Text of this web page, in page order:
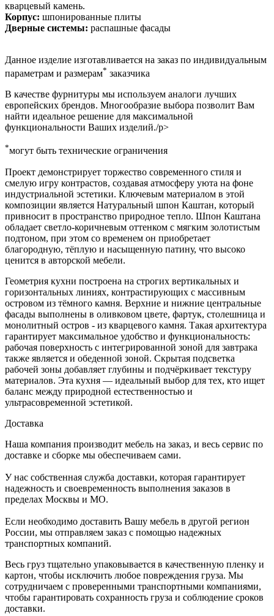
кварцевый камень.
Корпус: шпонированные плиты
Дверные системы: распашные фасады
Данное изделие изготавливается на заказ по индивидуальным
параметрам и размерам* заказчика
В качестве фурнитуры мы используем аналоги лучших
европейских брендов. Многообразие выбора позволит Вам
найти идеальное решение для максимальной
функциональности Ваших изделий./p>
*могут быть технические ограничения
Проект демонстрирует торжество современного стиля и
смелую игру контрастов, создавая атмосферу уюта на фоне
индустриальной эстетики. Ключевым материалом в этой
композиции является Натуральный шпон Каштан, который
привносит в пространство природное тепло. Шпон Каштана
обладает светло-коричневым оттенком с мягким золотистым
подтоном, при этом со временем он приобретает
благородную, тёплую и насыщенную патину, что высоко
ценится в авторской мебели.
Геометрия кухни построена на строгих вертикальных и
горизонтальных линиях, контрастирующих с массивным
островом из тёмного камня. Верхние и нижние центральные
фасады выполнены в оливковом цвете, фартук, столешница и
монолитный остров - из кварцевого камня. Такая архитектура
гарантирует максимальное удобство и функциональность:
рабочая поверхность с интегрированной зоной для завтрака
также является и обеденной зоной. Скрытая подсветка
рабочей зоны добавляет глубины и подчёркивает текстуру
материалов. Эта кухня — идеальный выбор для тех, кто ищет
баланс между природной естественностью и
ультрасовременной эстетикой.
Доставка
Наша компания производит мебель на заказ, и весь сервис по
доставке и сборке мы обеспечиваем сами.
У нас собственная служба доставки, которая гарантирует
надежность и своевременность выполнения заказов в
пределах Москвы и МО.
Если необходимо доставить Вашу мебель в другой регион
России, мы отправляем заказ с помощью надежных
транспортных компаний.
Весь груз тщательно упаковывается в качественную пленку и
картон, чтобы исключить любое повреждения груза. Мы
сотрудничаем с проверенными транспортными компаниями,
чтобы гарантировать сохранность груза и соблюдение сроков
доставки.